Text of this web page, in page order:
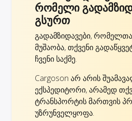
რომელი
გსურთ
გადამზიდავები,
მუშაობა, თქვენი
ჩვენი საქმე.
Cargoson არ არის
ექსპედიტორი, არამედ
ტრანსპორტის მართვის
უზრუნველყოფა.